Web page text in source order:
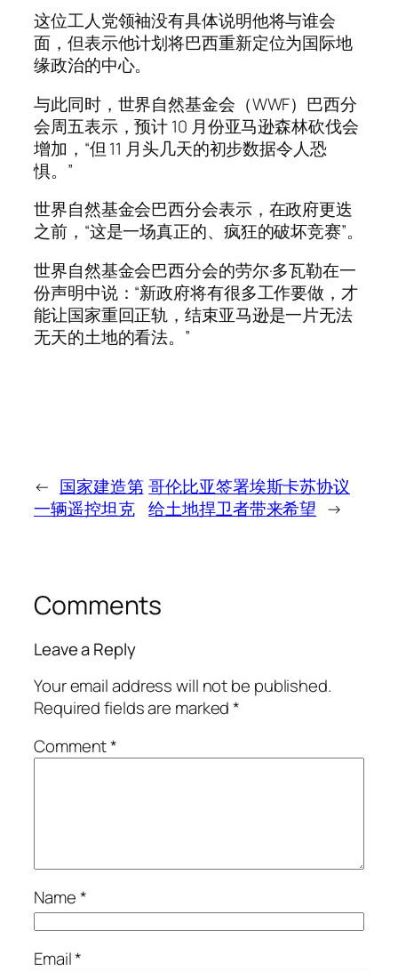
这位工人党领袖没有具体说明他将与谁会
面，但表示他计划将巴西重新定位为国际地
缘政治的中心。
与此同时，世界自然基金会（WWF）巴西分
会周五表示，预计 10 月份亚马逊森林砍伐会
增加，“但 11 月头几天的初步数据令人恐
惧。”
世界自然基金会巴西分会表示，在政府更迭
之前，“这是一场真正的、疯狂的破坏竞赛”。
世界自然基金会巴西分会的劳尔·多瓦勒在一
份声明中说：“新政府将有很多工作要做，才
能让国家重回正轨，结束亚马逊是一片无法
无天的土地的看法。”
← 国家建造第
一辆遥控坦克
哥伦比亚签署埃斯卡苏协议
给土地捍卫者带来希望 →
Comments
Leave a Reply
Your email address will not be published.
Required fields are marked*
Comment*
Name*
Email*